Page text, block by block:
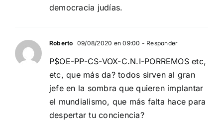
democracia judías.
Roberto 09/08/2020 en 09:00 - Responder
P$OE-PP-CS-VOX-C.N.I-PORREMOS etc,
etc, que más da? todos sirven al gran
jefe en la sombra que quieren implantar
el mundialismo, que más falta hace para
despertar tu conciencia?